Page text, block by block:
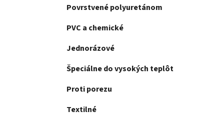
Povrstvené polyuretánom
PVC a chemické
Jednorázové
Špeciálne do vysokých teplôt
Proti porezu
Textilné